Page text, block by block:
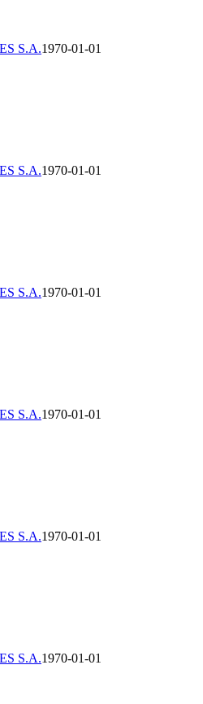
S.A.1970-01-01
S.A.1970-01-01
S.A.1970-01-01
S.A.1970-01-01
S.A.1970-01-01
S.A.1970-01-01